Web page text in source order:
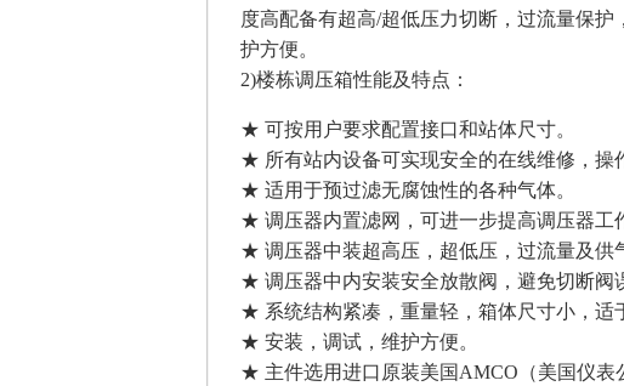
度高配备有超高/超低压力切断，过流量保
护方便。
2)楼栋调压箱性能及特点：
★ 可按用户要求配置接口和站体尺寸。
★ 所有站内设备可实现安全的在线维修，操
★ 适用于预过滤无腐蚀性的各种气体。
★ 调压器内置滤网，可进一步提高调压器工
★ 调压器中装超高压，超低压，过流量及供
★ 调压器中内安装安全放散阀，避免切断阀
★ 系统结构紧凑，重量轻，箱体尺寸小，适
★ 安装，调试，维护方便。
★ 主件选用进口原装美国AMCO（美国仪表